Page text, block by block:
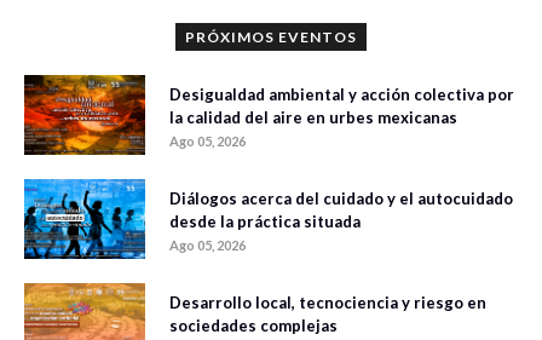
PRÓXIMOS EVENTOS
Desigualdad ambiental y acción colectiva por
la calidad del aire en urbes mexicanas
Ago 05, 2026
Diálogos acerca del cuidado y el autocuidado
desde la práctica situada
Ago 05, 2026
Desarrollo local, tecnociencia y riesgo en
sociedades complejas